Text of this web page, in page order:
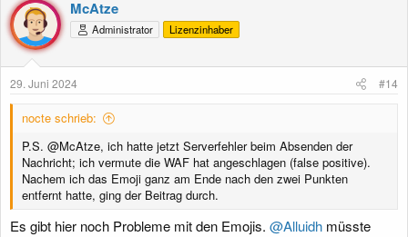
McAtze
Administrator Lizenzinhaber
29. Juni 2024 #14
nocte schrieb:
P.S. @McAtze, ich hatte jetzt Serverfehler beim Absenden der
Nachricht; ich vermute die WAF hat angeschlagen (false positive).
Nachem ich das Emoji ganz am Ende nach den zwei Punkten
entfernt hatte, ging der Beitrag durch.
Es gibt hier noch Probleme mit den Emojis. @Alluidh müsste